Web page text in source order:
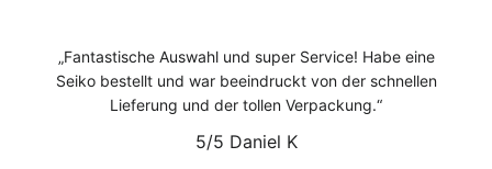
Fantastische Auswahl und super Service! Habe eine
Seiko bestellt und war beeindruckt von der schnellen
Lieferung und der tollen Verpackung.
5/5 Daniel K